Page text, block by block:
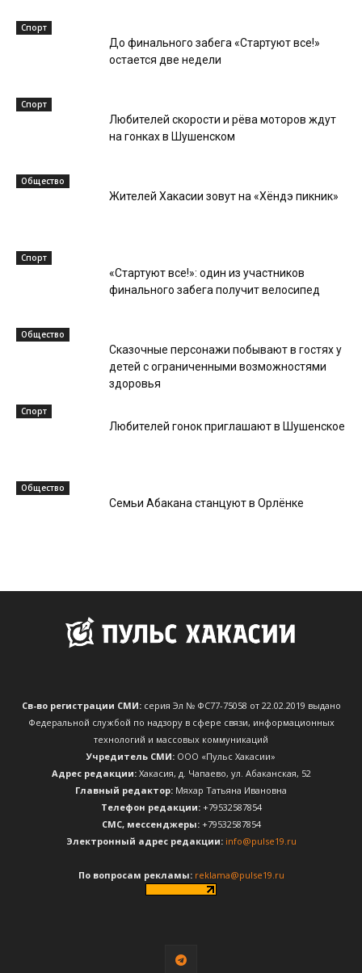
Спорт
До финального забега «Стартуют все!»
остается две недели
Спорт
Любителей скорости и рёва моторов ждут
на гонках в Шушенском
Общество
Жителей Хакасии зовут на «Хёндэ пикник»
Спорт
«Стартуют все!»: один из участников
финального забега получит велосипед
Общество
Сказочные персонажи побывают в гостях у
детей с ограниченными возможностями
здоровья
Спорт
Любителей гонок приглашают в Шушенское
Общество
Семьи Абакана станцуют в Орлёнке
Св-во регистрации СМИ:серия Эл № ФС77-75058 от 22.02.2019 выдано
Федеральной службой по надзору в сфере связи, информационных
технологий и массовых коммуникаций
Учредитель СМИ: ООО «Пульс Хакасии»
Адрес редакции:Хакасия, д. Чапаево, ул. Абаканская, 52
Главный редактор: Мяхар Татьяна Ивановна
Телефон редакции:+79532587854
CМС, мессенджеры:+79532587854
Электронный адрес редакции: info@pulse19.ru
По вопросам рекламы: reklama@pulse19.ru